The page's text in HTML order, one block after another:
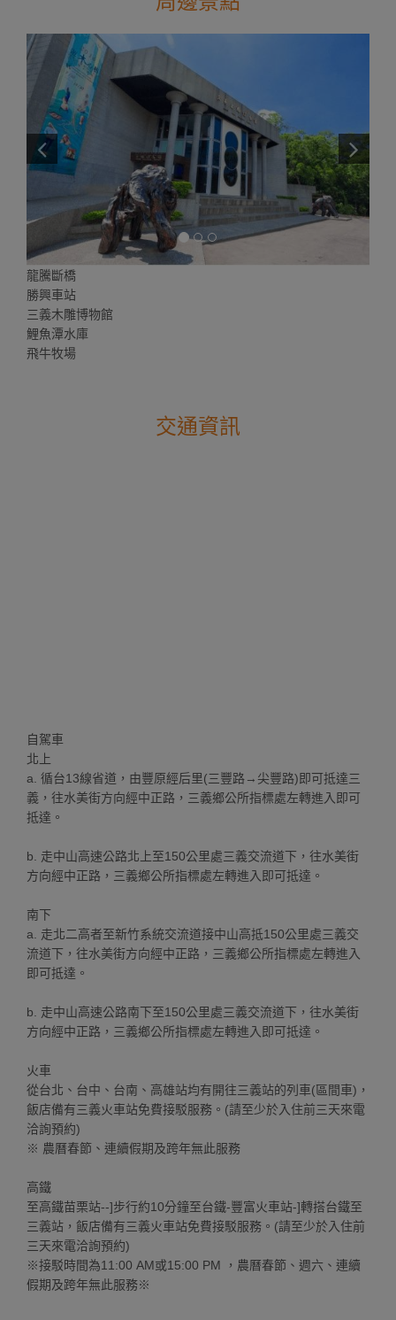
龍騰斷橋
勝興車站
三義木雕博物館
鯉魚潭水庫
飛牛牧場
交通資訊
自駕車
北上
a. 循台13線省道，由豐原經后里(三豐路→尖豐路)即可抵達三
義，往水美街方向經中正路，三義鄉公所指標處左轉進入即可
抵達。
b. 走中山高速公路北上至150公里處三義交流道下，往水美街
方向經中正路，三義鄉公所指標處左轉進入即可抵達。
南下
a. 走北二高者至新竹系統交流道接中山高抵150公里處三義交
流道下，往水美街方向經中正路，三義鄉公所指標處左轉進入
即可抵達。
b. 走中山高速公路南下至150公里處三義交流道下，往水美街
方向經中正路，三義鄉公所指標處左轉進入即可抵達。
火車
從台北、台中、台南、高雄站均有開往三義站的列車(區間車)，
飯店備有三義火車站免費接駁服務。(請至少於入住前三天來電
洽詢預約)
※ 農曆春節、連續假期及跨年無此服務
高鐵
至高鐵苗栗站--]步行約10分鐘至台鐵-豐富火車站-]轉搭台鐵至
三義站，飯店備有三義火車站免費接駁服務。(請至少於入住前
三天來電洽詢預約)
※接駁時間為11:00 AM或15:00 PM ，農曆春節、週六、連續
假期及跨年無此服務※